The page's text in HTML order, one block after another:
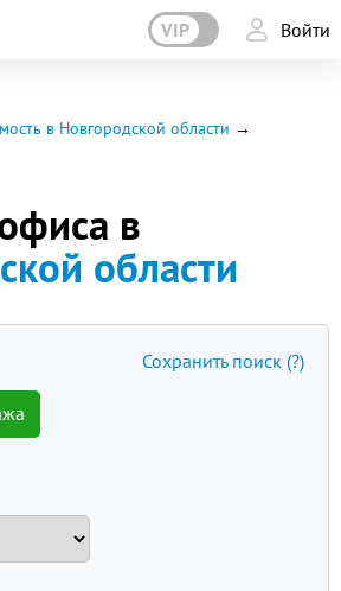
VIP Войти
в Новгородской области
в
области
Сохранить поиск (?)